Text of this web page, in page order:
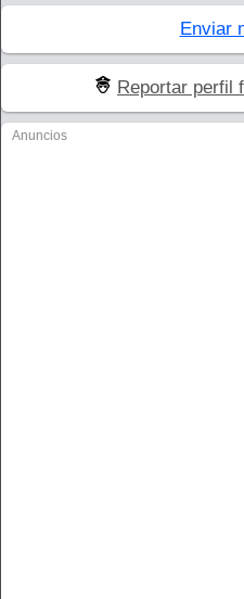
Enviar
Reportar perfil
Anuncios